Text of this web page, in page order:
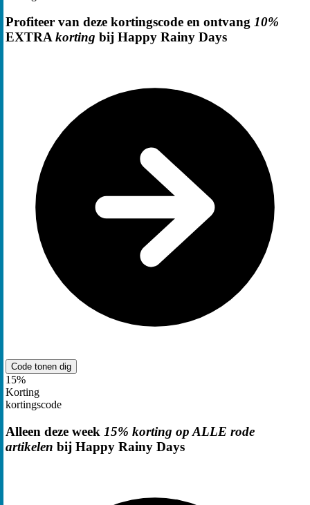
Profiteer van deze kortingscode en ontvang 10%
EXTRAkorting bij Happy Rainy Days
Code tonen dig
15%
Korting
kortingscode
Alleen deze week 15% korting op ALLE rode
artikelen bij Happy Rainy Days